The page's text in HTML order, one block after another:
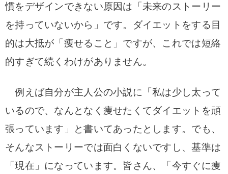
慣をデザインできない原因は「未来のストーリー
を持っていないから」です。
ダイエットをする目
的は大抵が「痩せること」ですが、これでは短絡
的すぎて続くわけがありません。
例えば自分が主人公の小説に「私は少し太って
いるので、なんとなく痩せたくてダイエットを頑
張っています」と書いてあったとします。でも、
そんなストーリーでは面白くないですし、基準は
「現在」になっています。皆さん、「今すぐに痩